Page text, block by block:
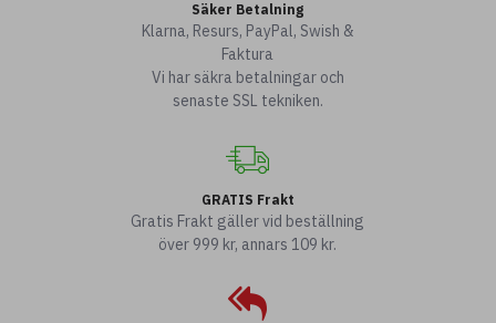
Säker Betalning
Klarna, Resurs, PayPal, Swish &
Faktura
Vi har säkra betalningar och
senaste SSL tekniken.
GRATIS Frakt
Gratis Frakt gäller vid beställning
över 999 kr, annars 109 kr.